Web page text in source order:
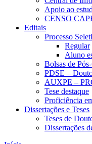
Apoio ao
CENSO
Editais
Processo
Regular
Aluno
Bolsas de
PDSE –
AUXPE –
Tese destaque
Proficiência
Dissertações e Teses
Teses de
Dissertações